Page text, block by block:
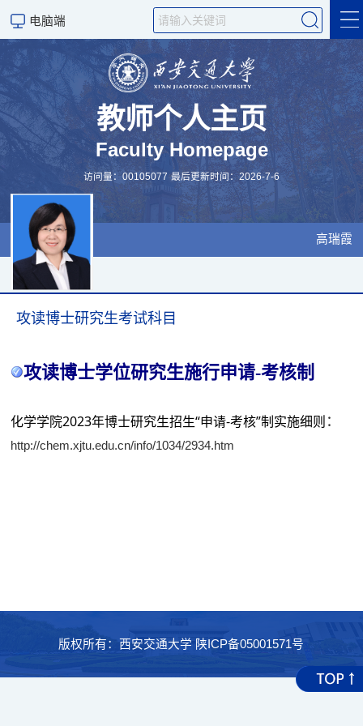
电脑端
首页
招生信息
科学研究
荣誉与奖项
教师个人主页
Faculty Homepage
访问量：00105077 最后更新时间：2026-7-6
高瑞霞
攻读博士研究生考试科目
攻读博士学位研究生施行申请-考核制
化学学院2023年博士研究生招生“申请-考核”制实施细则 ：
http://chem.xjtu.edu.cn/info/1034/2934.htm
版权所有：西安交通大学 陕ICP备05001571号